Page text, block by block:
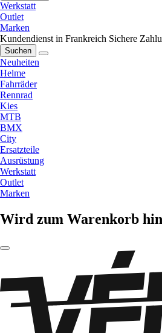
Werkstatt
Outlet
Marken
Kundendienst in Frankreich Sichere
Suchen
Neuheiten
Helme
Fahrräder
Rennrad
Kies
MTB
BMX
City
Ersatzteile
Ausrüstung
Werkstatt
Outlet
Marken
Wird zum Warenkorb